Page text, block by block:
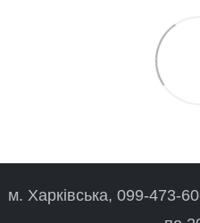
м. Харківська, 099-473-